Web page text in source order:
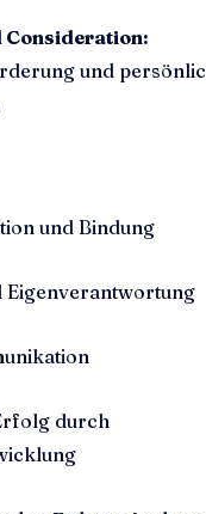
und
und Bindung
Eigenverantwortung
durch